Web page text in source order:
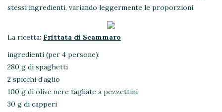
stessi ingredienti, variando leggermente le proporzioni.
La ricetta: Frittata di Scammaro
ingredienti (per 4 persone):
280 g di spaghetti
2 spicchi d’aglio
100 g di olive nere tagliate a pezzettini
30 g di capperi